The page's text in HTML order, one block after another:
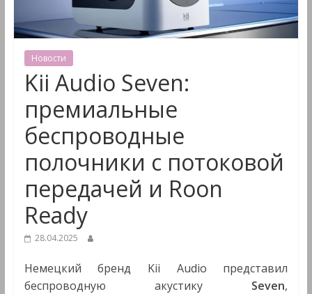
Мультимедиа
Новости
Kii Audio Seven:
премиальные
беспроводные
полочники с потоковой
передачей и Roon
Ready
28.04.2025
Немецкий бренд Kii Audio представил
беспроводную акустику Seven,